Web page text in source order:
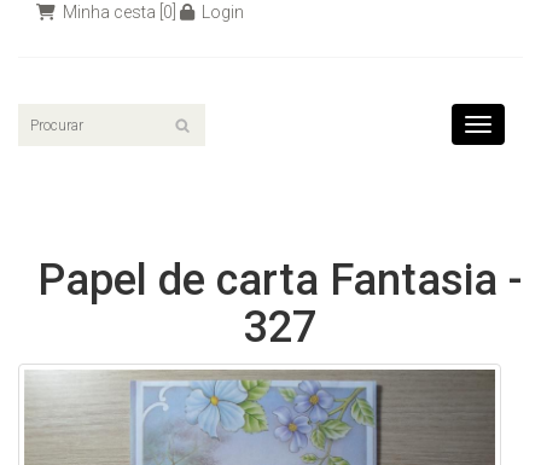
Minha cesta [0] Login
Toggle
Papel de carta Fantasia -
327